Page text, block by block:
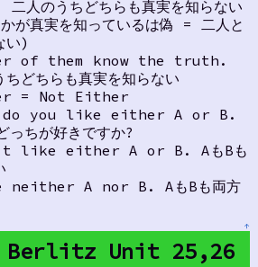
人のうちどちらも真実を知らない
が真実を知っているは偽 = 二人と
い)
of them know the truth.
ちどちらも真実を知らない
= Not Either
do you like either A or B.
っちが好きですか?
like either A or B. AもBも
A nor B. AもBも両方
↑
Berlitz Unit 25,26